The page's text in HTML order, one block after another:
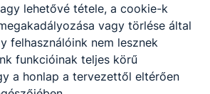
lehetővé tétele, a cookie-k
vagy törlése által
felhasználóink nem lesznek
funkcióinak teljes körű
a honlap a tervezettől eltérően